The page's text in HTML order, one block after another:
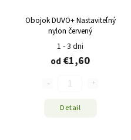
Obojok DUVO+ Nastaviteľný
nylon červený
1 - 3 dni
od €1,60
Detail